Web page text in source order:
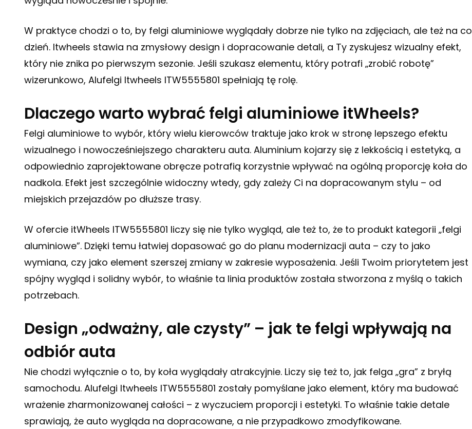
W praktyce chodzi o to, by felgi aluminiowe wyglądały dobrze nie tylko na zdjęciach, ale też na co
dzień. Itwheels stawia na zmysłowy design i dopracowanie detali, a Ty zyskujesz wizualny efekt,
który nie znika po pierwszym sezonie. Jeśli szukasz elementu, który potrafi „zrobić robotę”
wizerunkowo, Alufelgi Itwheels ITW5555801 spełniają tę rolę.
Dlaczego warto wybrać felgi aluminiowe itWheels?
Felgi aluminiowe to wybór, który wielu kierowców traktuje jako krok w stronę lepszego efektu
wizualnego i nowocześniejszego charakteru auta. Aluminium kojarzy się z lekkością i estetyką, a
odpowiednio zaprojektowane obręcze potrafią korzystnie wpływać na ogólną proporcję koła do
nadkola. Efekt jest szczególnie widoczny wtedy, gdy zależy Ci na dopracowanym stylu – od
miejskich przejazdów po dłuższe trasy.
W ofercie itWheels ITW5555801 liczy się nie tylko wygląd, ale też to, że to produkt kategorii „felgi
aluminiowe”. Dzięki temu łatwiej dopasować go do planu modernizacji auta – czy to jako
wymiana, czy jako element szerszej zmiany w zakresie wyposażenia. Jeśli Twoim priorytetem jest
spójny wygląd i solidny wybór, to właśnie ta linia produktów została stworzona z myślą o takich
potrzebach.
Design „odważny, ale czysty” – jak te felgi wpływają na
odbiór auta
Nie chodzi wyłącznie o to, by koła wyglądały atrakcyjnie. Liczy się też to, jak felga „gra” z bryłą
samochodu. Alufelgi Itwheels ITW5555801 zostały pomyślane jako element, który ma budować
wrażenie zharmonizowanej całości – z wyczuciem proporcji i estetyki. To właśnie takie detale
sprawiają, że auto wygląda na dopracowane, a nie przypadkowo zmodyfikowane.